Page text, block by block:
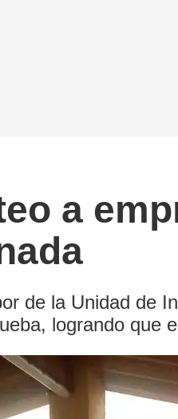
a
de la Unidad de
logrando que